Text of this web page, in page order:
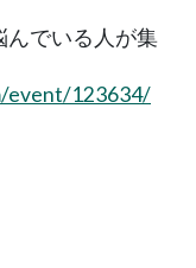
んでいる人が集
event/123634/